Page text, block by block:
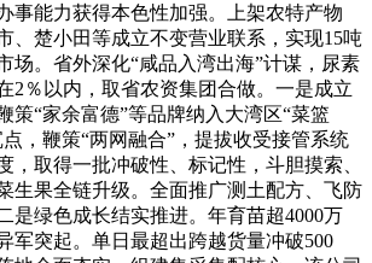
事能力获得本色性加强。上架农特产物
、楚小田等成立不变营业联系，实现15吨
场。省外深化“咸品入湾出海”计谋，尿素
2％以内，取省农资集团合做。一是成立
策“家余富德”等品牌纳入大湾区“菜篮
，鞭策“两网融合”，提拔收受接管系统
，取得一批冲破性、标记性，斗胆摸索、
生果全链升级。全面推广测土配方、飞防
是绿色成长结实推进。年育苗超4000万
军突起。单日最超出跨越货量冲破500